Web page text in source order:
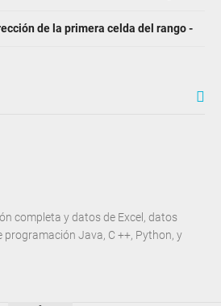
de la primera celda del rango -
completa y datos de Excel, datos
programación Java, C ++, Python, y